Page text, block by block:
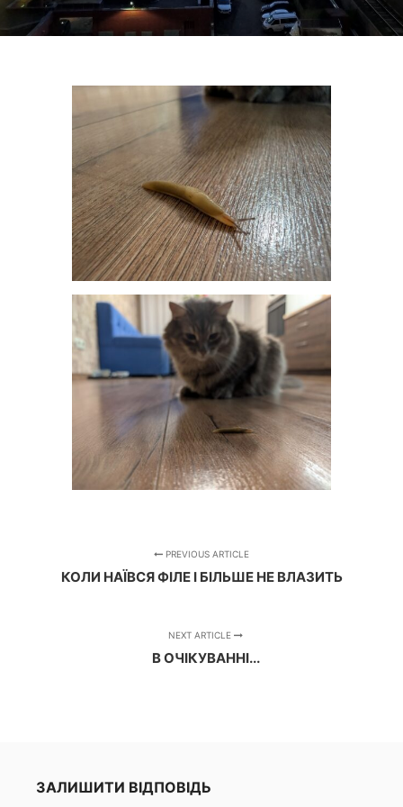
PREVIOUS ARTICLE
КОЛИ НАЇВСЯ ФІЛЕ І БІЛЬШЕ НЕ ВЛАЗИТЬ
NEXT ARTICLE
В ОЧІКУВАННІ...
ЗАЛИШИТИ ВІДПОВІДЬ